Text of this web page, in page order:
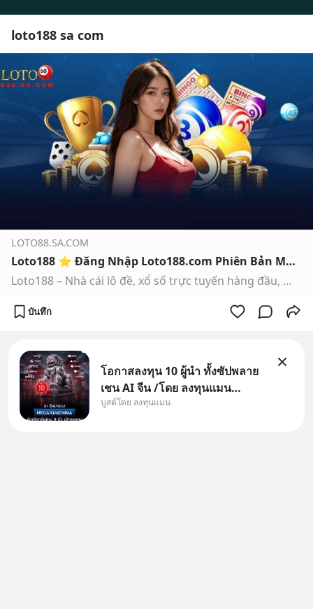
loto188 sa com
LOTO88.SA.COM
Loto188 ⭐️ Đăng Nhập Loto188.com Phiên Bản Mới Nhất T9/2025
Loto188 – Nhà cái lô đề, xổ số trực tuyến hàng đầu, mang đến tỷ lệ trả thưởng cao, bảo mật an toàn tuyệt đối và cơ hội thắng lớn mỗi ngày.”
บันทึก
โอกาสลงทุน 10 ผู้นำ ทั้งซัปพลาย
เชน AI จีน /โดย ลงทุนแมน
✅ลงทุนตรง คัด 10 ผู้นำเน้น ๆ ใน
บูสต์โดย ลงทุนแมน